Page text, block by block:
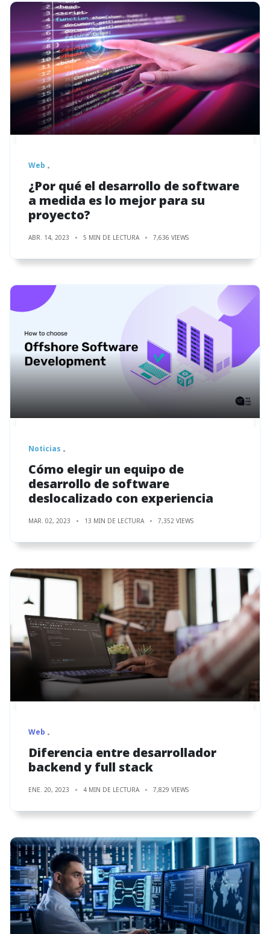
Web
¿Por qué el desarrollo de software
a medida es lo mejor para su
proyecto?
ABR. 14, 2023 5 MIN DE LECTURA 7,636 VIEWS
Noticias
Cómo elegir un equipo de
desarrollo de software
deslocalizado con experiencia
MAR. 02, 2023 13 MIN DE LECTURA 7,352 VIEWS
Web
Diferencia entre desarrollador
backend y full stack
ENE. 20, 2023 4 MIN DE LECTURA 7,829 VIEWS